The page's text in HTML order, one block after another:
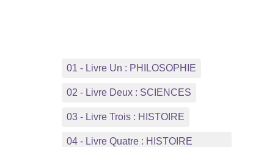
01 - Livre Un : PHILOSOPHIE
02 - Livre Deux : SCIENCES
03 - Livre Trois : HISTOIRE
04 - Livre Quatre : HISTOIRE